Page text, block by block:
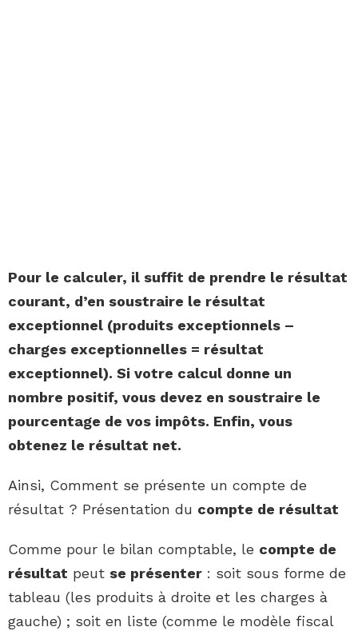
Pour le calculer, il suffit de prendre le résultat
courant, d’en soustraire le résultat
exceptionnel (produits exceptionnels –
charges exceptionnelles = résultat
exceptionnel). Si votre calcul donne un
nombre positif, vous devez en soustraire le
pourcentage de vos impôts. Enfin, vous
obtenez le résultat net.
Ainsi, Comment se présente un compte de
résultat ? Présentation du compte de résultat
Comme pour le bilan comptable, le compte de
résultat peut se présenter : soit sous forme de
tableau (les produits à droite et les charges à
gauche) ; soit en liste (comme le modèle fiscal